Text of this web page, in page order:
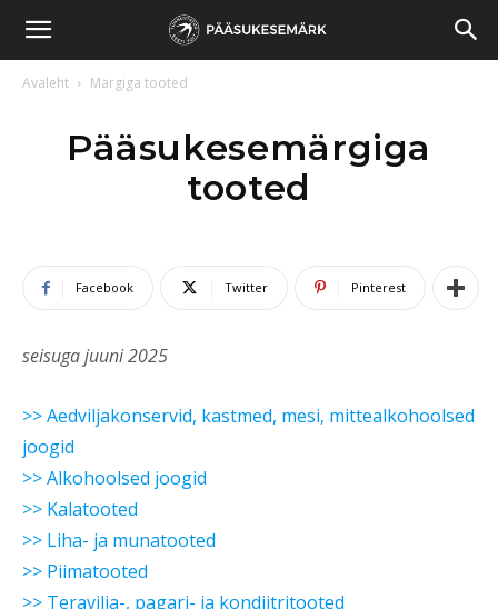
Pääsukesemärk
Avaleht Märgiga tooted
Pääsukesemärgiga
tooted
Facebook Twitter Pinterest
seisuga juuni2025
>> Aedviljakonservid, kastmed, mesi, mittealkohoolsed
joogid
>> Alkohoolsed joogid
>> Kalatooted
>> Liha- ja munatooted
>> Piimatooted
>> Teravilja-, pagari- ja kondiitritooted